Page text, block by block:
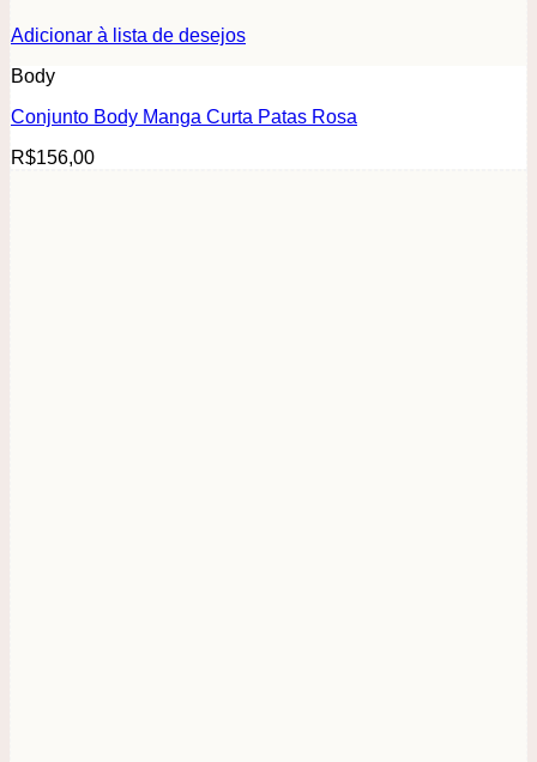
Adicionar à lista de desejos
Body
Conjunto Body Manga Curta Patas Rosa
R$156,00